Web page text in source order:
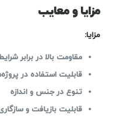
مزایا و معایب
مزایا:
مقاومت بالا در برابر
قابلیت استفاده در
تنوع در جنس و اندازه
قابلیت بازیافت و